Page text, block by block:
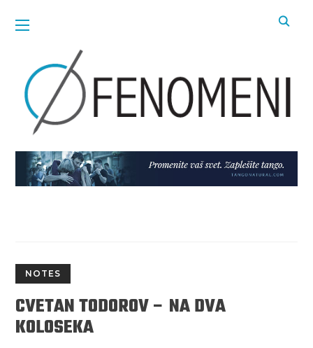
NOTES
CVETAN TODOROV – NA DVA
KOLOSEKA